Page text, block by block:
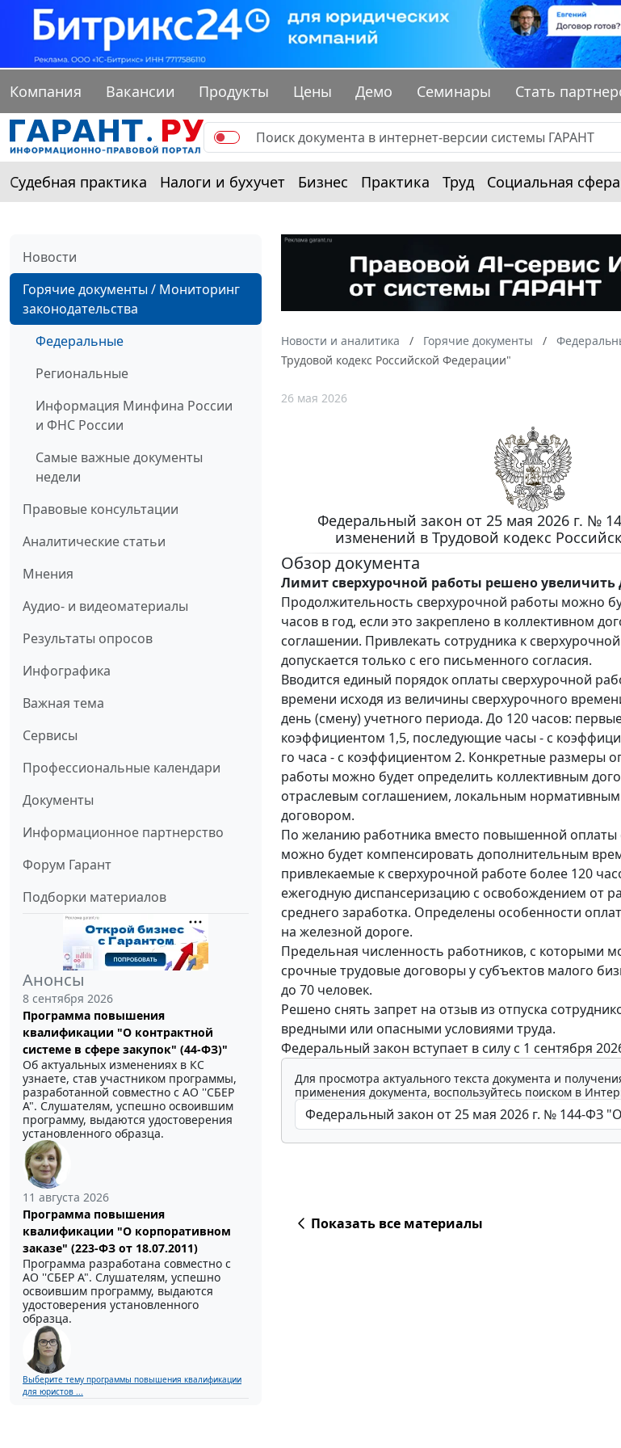
Компания Вакансии Продукты Цены Демо Семинары Стать
Судебная практика Налоги и бухучет Бизнес Практика Труд Социальная сфера
Новости
Горячие документы / Мониторинг
законодательства
Федеральные
Региональные
Информация Минфина России
и ФНС России
Самые важные документы
недели
Правовые консультации
Аналитические статьи
Мнения
Аудио- и видеоматериалы
Результаты опросов
Инфографика
Важная тема
Сервисы
Профессиональные календари
Документы
Информационное партнерство
Форум Гарант
Подборки материалов
Анонсы
8 сентября 2026
Программа повышения
квалификации "О контрактной
системе в сфере закупок" (44-ФЗ)"
Об актуальных изменениях в КС
узнаете, став участником программы,
разработанной совместно с АО ''СБЕР
А". Слушателям, успешно освоившим
программу, выдаются удостоверения
установленного образца.
11 августа 2026
Программа повышения
квалификации "О корпоративном
заказе" (223-ФЗ от 18.07.2011)
Программа разработана совместно с
АО ''СБЕР А". Слушателям, успешно
освоившим программу, выдаются
удостоверения установленного
образца.
Выберите тему программы повышения квалификации
для юристов ...
Новости и аналитика Горячие документы
Трудовой кодекс Российской Федерации"
26 мая 2026
Федеральный закон от 25 мая 2026 г. №
изменений в Трудовой кодекс
Обзор документа
Лимит сверхурочной работы решено увеличить
Продолжительность сверхурочной работы можно
часов в год, если это закреплено в коллективном
соглашении. Привлекать сотрудника к
допускается только с его письменного согласия.
Вводится единый порядок оплаты сверхурочной
времени исходя из величины сверхурочного
день (смену) учетного периода. До 120 часов:
коэффициентом 1,5, последующие часы - с
го часа - с коэффициентом 2. Конкретные размеры
работы можно будет определить коллективным
отраслевым соглашением, локальным
договором.
По желанию работника вместо повышенной оплаты
можно будет компенсировать дополнительным
привлекаемые к сверхурочной работе более 120
ежегодную диспансеризацию с освобождением от
среднего заработка. Определены особенности
на железной дороге.
Предельная численность работников, с которыми
срочные трудовые договоры у субъектов малого
до 70 человек.
Решено снять запрет на отзыв из отпуска
вредными или опасными условиями труда.
Федеральный закон вступает в силу с 1 сентября
Для просмотра актуального текста документа и
применения документа, воспользуйтесь поиском в
Показать все материалы